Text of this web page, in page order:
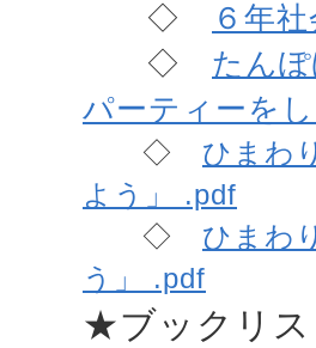
◇
６年
◇ たん
パーティーを
◇ ひまわ
よう」 .pdf
◇ ひまわ
う」 .pdf
★ブックリス